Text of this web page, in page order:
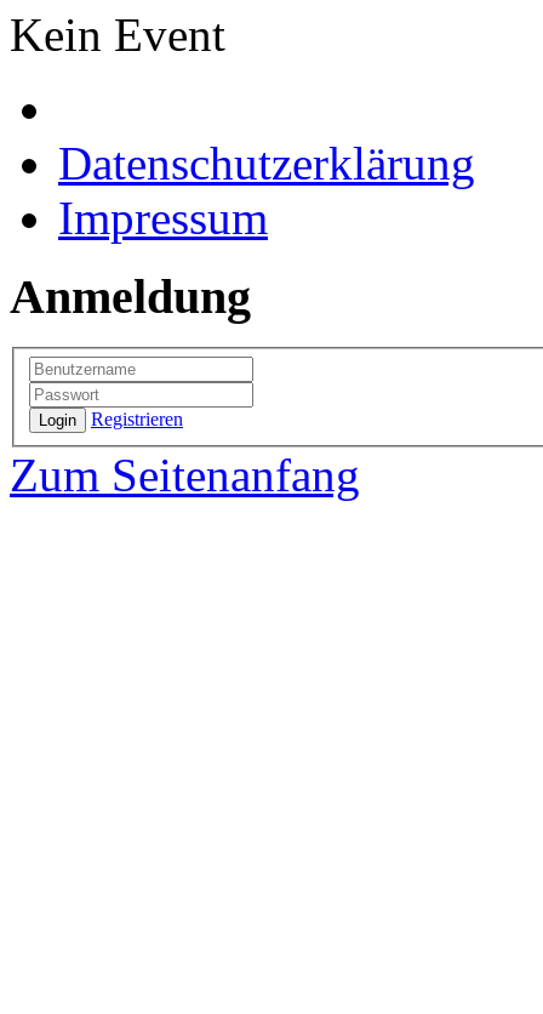
Kein Event
Datenschutzerklärung
Impressum
Anmeldung
Login Registrieren
Zum Seitenanfang